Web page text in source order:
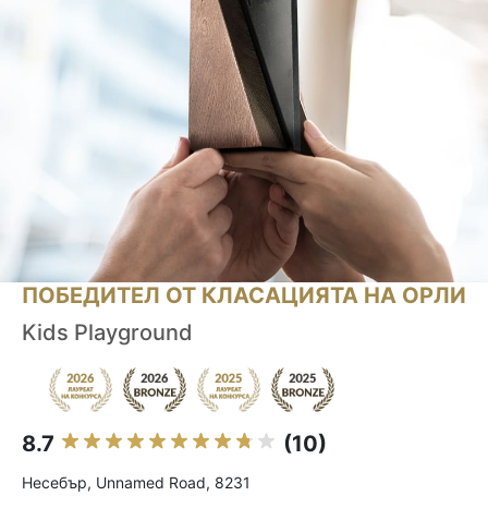
ПОБЕДИТЕЛ ОТ КЛАСАЦИЯТА НА ОРЛИ
Kids Playground
8.7 (10)
Несебър, Unnamed Road, 8231